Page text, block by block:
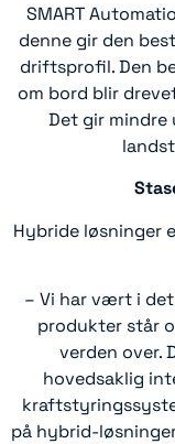
SMART
denne gir den
driftsprofil. Den
om bord blir
Det gir
Hybride løsninger
– Vi har vært i det
produkter står
verden over.
hovedsaklig
på hybrid-